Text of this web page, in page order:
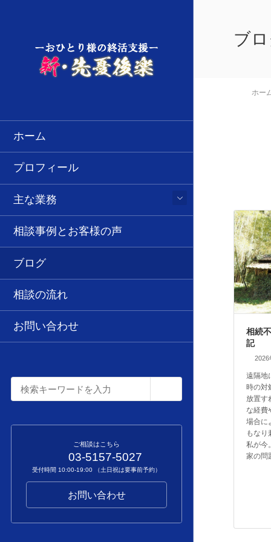
ホーム
プロフィール
主な業務
相談事例とお客様の声
ブログ
相談の流れ
お問い合わせ
ご相談はこちら
03-5157-5027
受付時間 10:00-19:00 （土日祝は要事前予約）
お問い合わせ
ブ
ホー
相続
記
2026
遠隔地
時の対
放置す
な経費
場合に
もなり
私が今
家の問